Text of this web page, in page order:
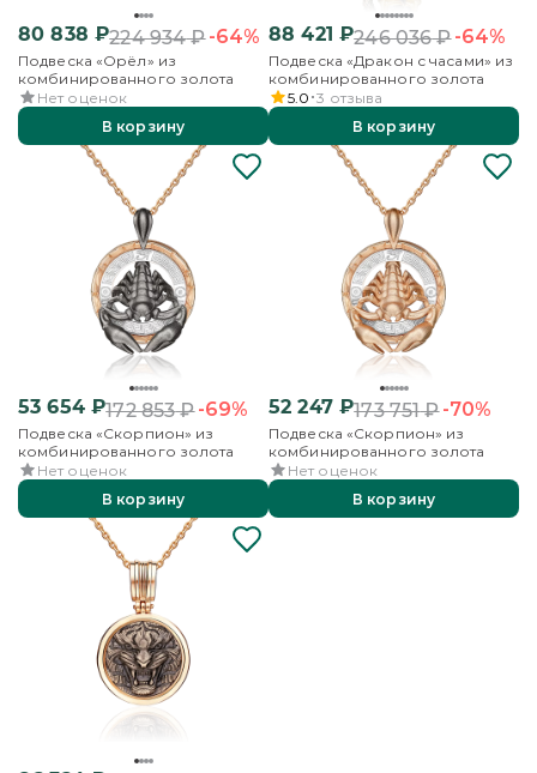
80 838 ₽224 934₽-64%
Подвеска «Орёл» из
комбинированного золота
Нет оценок
В корзину
88 421 ₽246 036₽-64%
Подвеска «Дракон с часами» из
комбинированного золота
5.0 3 отзыва
В корзину
53 654₽172 853₽-69%
Подвеска «Скорпион» из
комбинированного золота
Нет оценок
В корзину
52 247₽173 751₽-70%
Подвеска «Скорпион» из
комбинированного золота
Нет оценок
В корзину